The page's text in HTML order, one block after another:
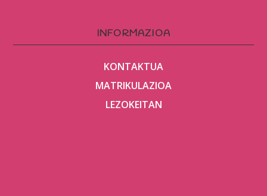
INFORMAZIOA
KONTAKTUA
MATRIKULAZIOA
LEZOKEITAN